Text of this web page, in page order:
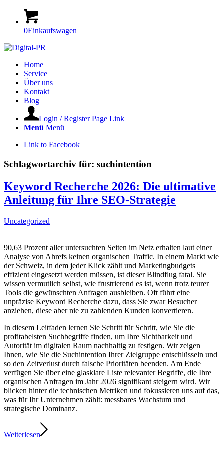
0Einkaufswagen
Home
Service
Über uns
Kontakt
Blog
Login / Register Page Link
Menü Menü
Link to Facebook
Schlagwortarchiv für: suchintention
Keyword Recherche 2026: Die ultimative
Anleitung für Ihre SEO-Strategie
Uncategorized
90,63 Prozent aller untersuchten Seiten im Netz erhalten laut einer
Analyse von Ahrefs keinen organischen Traffic. In einem Markt wie
der Schweiz, in dem jeder Klick zählt und Marketingbudgets
effizient eingesetzt werden müssen, ist dieser Blindflug fatal. Sie
wissen vermutlich selbst, wie frustrierend es ist, wenn trotz teurer
Tools die gewünschten Anfragen ausbleiben. Oft führt eine
unpräzise Keyword Recherche dazu, dass Sie zwar Besucher
anziehen, diese aber nie zu zahlenden Kunden konvertieren.
In diesem Leitfaden lernen Sie Schritt für Schritt, wie Sie die
profitabelsten Suchbegriffe finden, um Ihre Sichtbarkeit und
Autorität im digitalen Raum nachhaltig zu festigen. Wir zeigen
Ihnen, wie Sie die Suchintention Ihrer Zielgruppe entschlüsseln und
so den Zeitverlust durch falsche Prioritäten beenden. Am Ende
verfügen Sie über eine glasklare Liste relevanter Begriffe, die Ihre
organischen Anfragen im Jahr 2026 signifikant steigern wird. Wir
blicken hinter die technischen Metriken und fokussieren uns auf das,
was für Ihr Unternehmen zählt: messbares Wachstum und
strategische Dominanz.
Weiterlesen